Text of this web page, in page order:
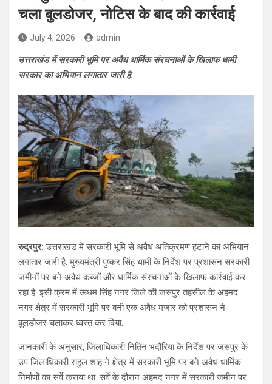
चला बुलडोजर, नोटिस के बाद की कार्रवाई
July 4, 2026 admin
उत्तराखंड में सरकारी भूमि पर अवैध धार्मिक संरचनाओं के खिलाफ धामी
सरकार का अभियान लगातार जारी है.
रुद्रपुर: उत्तराखंड में सरकारी भूमि से अवैध अतिक्रमण हटाने का अभियान
लगातार जारी है. मुख्यमंत्री पुष्कर सिंह धामी के निर्देश पर प्रशासन सरकारी
जमीनों पर बने अवैध कब्जों और धार्मिक संरचनाओं के खिलाफ कार्रवाई कर
रहा है. इसी क्रम में ऊधम सिंह नगर जिले की जसपुर तहसील के अहमद
नगर क्षेत्र में सरकारी भूमि पर बनी एक अवैध मजार को प्रशासन ने
बुलडोजर चलाकर ध्वस्त कर दिया.
जानकारी के अनुसार, जिलाधिकारी नितिन भदौरिया के निर्देश पर जसपुर के
उप जिलाधिकारी राहुल शाह ने क्षेत्र में सरकारी भूमि पर बने अवैध धार्मिक
निर्माणों का सर्वे कराया था. सर्वे के दौरान अहमद नगर में सरकारी जमीन पर